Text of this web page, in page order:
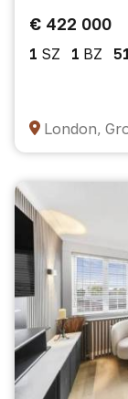
€ 422 000
1 SZ 1 BZ
London,